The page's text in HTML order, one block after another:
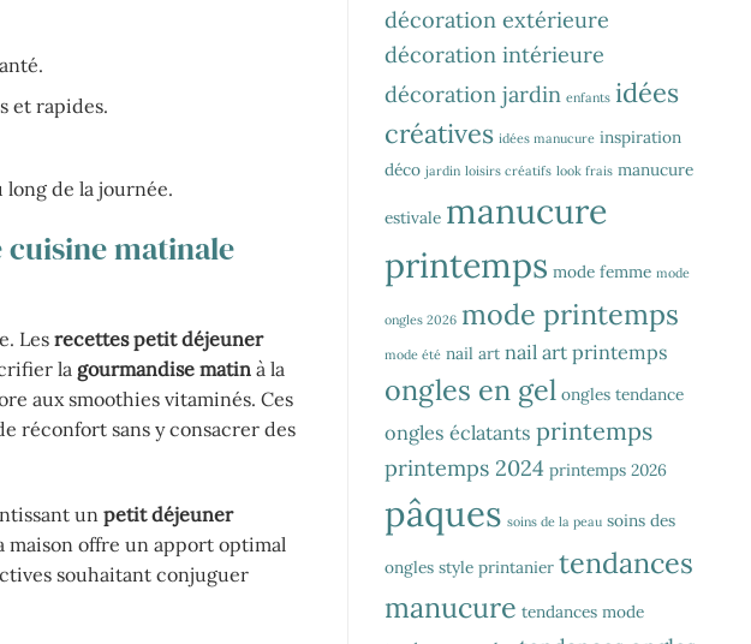
et rapides.
de la journée.
matinale
Les recettes petit déjeuner
la gourmandise matin à la
aux smoothies vitaminés. Ces
réconfort sans y consacrer des
un petit déjeuner
maison offre un apport optimal
souhaitant conjuguer
décoration extérieure
décoration intérieure
décoration jardin enfants idées
créatives idées manucure inspiration
déco jardin loisirs créatifs look frais manucure
estivale manucure
printemps mode femme mode
ongles 2026 mode printemps
mode été nail art nail art printemps
ongles en gel ongles tendance
ongles éclatants printemps
printemps 2024 printemps 2026
pâques soins de la peau soins des
ongles style printanier tendances
manucure tendances mode